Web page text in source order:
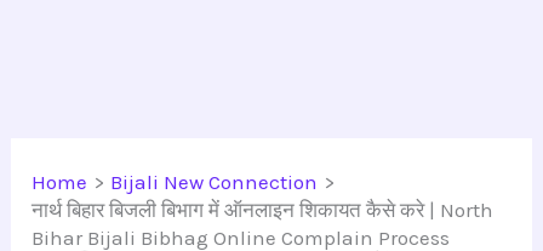
Home
Bijali New Connection
नार्थ बिहार बिजली बिभाग में ऑनलाइन शिकायत कैसे करे | North
Bihar Bijali Bibhag Online Complain Process